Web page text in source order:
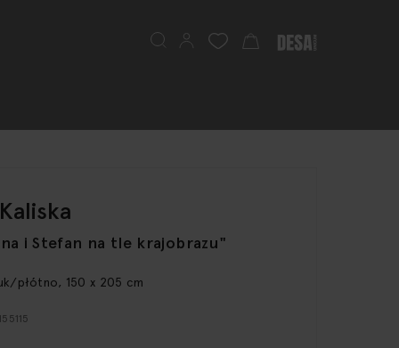
Mój koszyk
Szukaj
płótno, 150 x 205 cm
i Stefan na tle krajobrazu"